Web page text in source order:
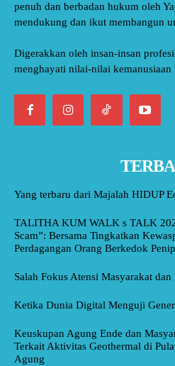
penuh dan berbadan hukum oleh
mendukung dan ikut membangun
Digerakkan oleh insan-insan
menghayati nilai-nilai kemanusiaan
Yang terbaru dari Majalah HIDUP
TALITHA KUM WALK s TALK
Scam”: Bersama Tingkatkan
Perdagangan Orang Berkedok
Salah Fokus Atensi Masyarakat dan
Ketika Dunia Digital Menguji
Keuskupan Agung Ende dan
Terkait Aktivitas Geothermal di
Agung